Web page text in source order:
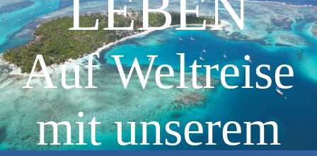
Auf Weltreise
mit unserem